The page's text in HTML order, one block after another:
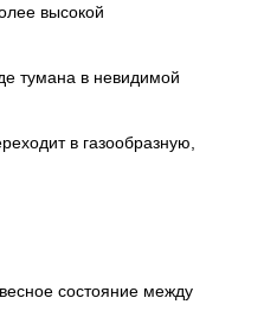
высокой
тумана в невидимой
в газообразную,
состояние между